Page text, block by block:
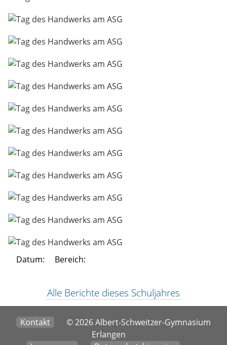
Datum: Bereich:
Alle Berichte dieses Schuljahres
Kontakt
© 2026 Albert-Schweitzer-Gymnasium
Erlangen